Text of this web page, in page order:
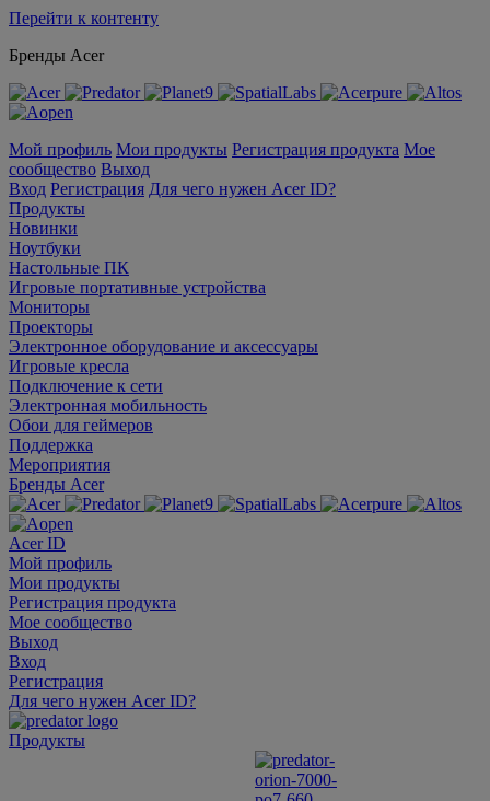
Перейти к контенту
Бренды Acer
Мой профиль Мои продукты Регистрация продукта Мое
сообщество Выход
Вход Регистрация Для чего нужен Acer ID?
Продукты
Новинки
Ноутбуки
Настольные ПК
Игровые портативные устройства
Мониторы
Проекторы
Электронное оборудование и аксессуары
Игровые кресла
Подключение к сети
Электронная мобильность
Обои для геймеров
Поддержка
Мероприятия
Бренды Acer
Acer ID
Мой профиль
Мои продукты
Регистрация продукта
Мое сообщество
Выход
Вход
Регистрация
Для чего нужен Acer ID?
Продукты